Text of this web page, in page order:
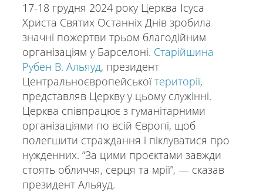
17-18 грудня 2024 року Церква Ісуса
Христа Святих Останніх Днів зробила
значні пожертви трьом благодійним
організаціям у Барселоні. Старійшина
Рубен В. Альяуд, президент
Центральноєвропейськоїтериторії,
представляв Церкву у цьому служінні.
Церква співпрацює з гуманітарними
організаціями по всій Європі, щоб
полегшити страждання і піклуватися про
нужденних. “За цими проєктами завжди
стоять обличчя, серця та мрії”, — сказав
президент Альяуд.